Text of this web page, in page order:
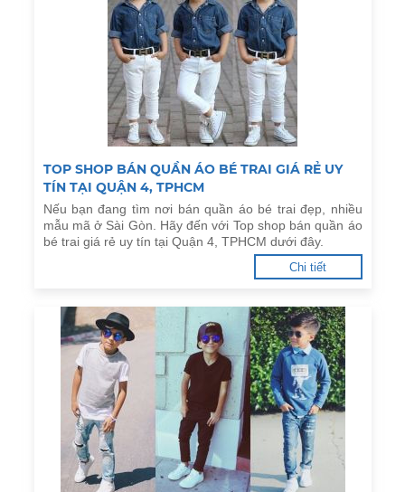
TOP SHOP BÁN QUẦN ÁO BÉ TRAI GIÁ RẺ UY
TÍN TẠI QUẬN 4, TPHCM
Nếu bạn đang tìm nơi bán quần áo bé trai đẹp, nhiều
mẫu mã ở Sài Gòn. Hãy đến với Top shop bán quần áo
bé trai giá rẻ uy tín tại Quận 4, TPHCM dưới đây.
Chi tiết